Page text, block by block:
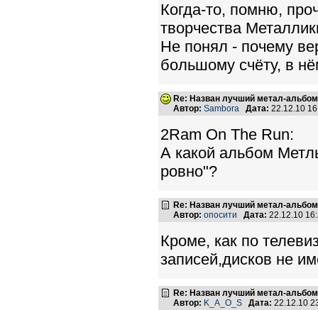
Когда-то, помню,
творчества
Не понял - почему
большому счёту, в
Re: Назван лучший метал-
Автор: Sambora Дата: 22.12.10
2Ram On The Run:
А какой альбом
ровно"?
Re: Назван лучший метал-
Автор: опосити Дата: 22.12.10
Кроме, как по
записей,дисков не
Re: Назван лучший метал-
Автор: K_A_O_S Дата: 22.12.10